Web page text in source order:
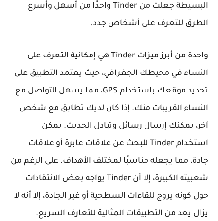
البسيطة جعلت من Tinder واحدًا من أسهل وأسرع
الطرق للتعرف على أشخاص جدد.
واحدة من أبرز ميزات Tinder هي إمكانية التعرف على
النساء في محيطك الجغرافي، حيث يعتمد التطبيق على
تحديد موقعك باستخدام GPS، مما يسهل التواصل مع
النساء القريبات منك. إذا كان لديك تطابق مع شخص
آخر، يمكنك إرسال رسائل وتبادل الحديث. يمكن
استخدام Tinder للبحث عن علاقات عابرة أو علاقات
جادة، مما يجعله مناسبًا لمختلف الأهداف. على الرغم من
شعبيته الكبيرة، إلا أن Tinder يواجه بعض الانتقادات
حول كونه يروج للقاءات السطحية أو غير الجادة، إلا أنه لا
يزال يعد من التطبيقات المثالية للتعارف السريع.